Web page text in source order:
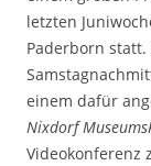
letzten
Paderborn
einem dafür
Nixdorf
Videokonferenz